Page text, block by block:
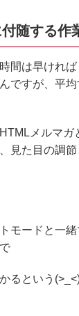
随する作
間は早けれ
ですが、平
メルマガ
見た目の調
モードと一
るという